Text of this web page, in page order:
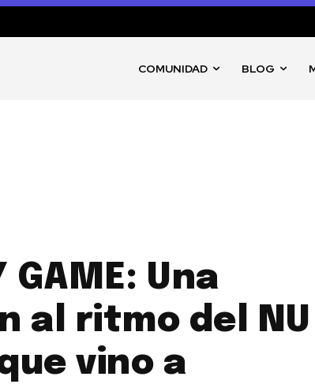
COMUNIDAD BLOG
GAME: Una
al ritmo del NU
vino a